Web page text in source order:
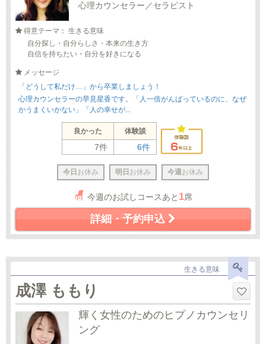
心理カウンセラー／セラピスト
得意テーマ： 生きる意味
自分探し・自分らしさ・本来の生き方
自信を持ちたい・自分を好きになる
メッセージ
「どうして私だけ…」から卒業しましょう！
心理カウンセラーの早見星香です。「人一倍がんばっているのに、なぜ
かうまくいかない」「人の幸せが...
良かった 体験談
7件 6件
今日 お休み 明日 お休み 今週 お休み
今週のお試しコースあと 1席
詳細・予約申込
生きる意味
成澤 ももり
輝く女性のためのヒプノカウンセリ
ング